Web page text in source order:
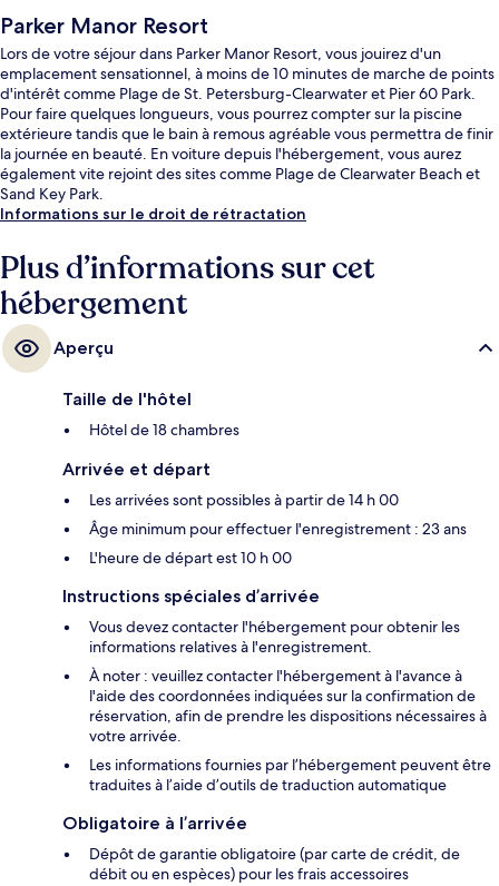
Parker Manor Resort
Lors de votre séjour dans Parker Manor Resort, vous jouirez d'un
emplacement sensationnel, à moins de 10 minutes de marche de points
d'intérêt comme Plage de St. Petersburg-Clearwater et Pier 60 Park.
Pour faire quelques longueurs, vous pourrez compter sur la piscine
extérieure tandis que le bain à remous agréable vous permettra de finir
la journée en beauté. En voiture depuis l'hébergement, vous aurez
également vite rejoint des sites comme Plage de Clearwater Beach et
Sand Key Park.
Informations sur le droit de rétractation
Plus d’informations sur cet
hébergement
Aperçu
Taille de l'hôtel
Hôtel de 18 chambres
Arrivée et départ
Les arrivées sont possibles à partir de 14 h 00
Âge minimum pour effectuer l'enregistrement : 23 ans
L'heure de départ est 10 h 00
Instructions spéciales d’arrivée
Vous devez contacter l'hébergement pour obtenir les
informations relatives à l'enregistrement.
À noter : veuillez contacter l'hébergement à l'avance à
l'aide des coordonnées indiquées sur la confirmation de
réservation, afin de prendre les dispositions nécessaires à
votre arrivée.
Les informations fournies par l’hébergement peuvent être
traduites à l’aide d’outils de traduction automatique
Obligatoire à l’arrivée
Dépôt de garantie obligatoire (par carte de crédit, de
débit ou en espèces) pour les frais accessoires